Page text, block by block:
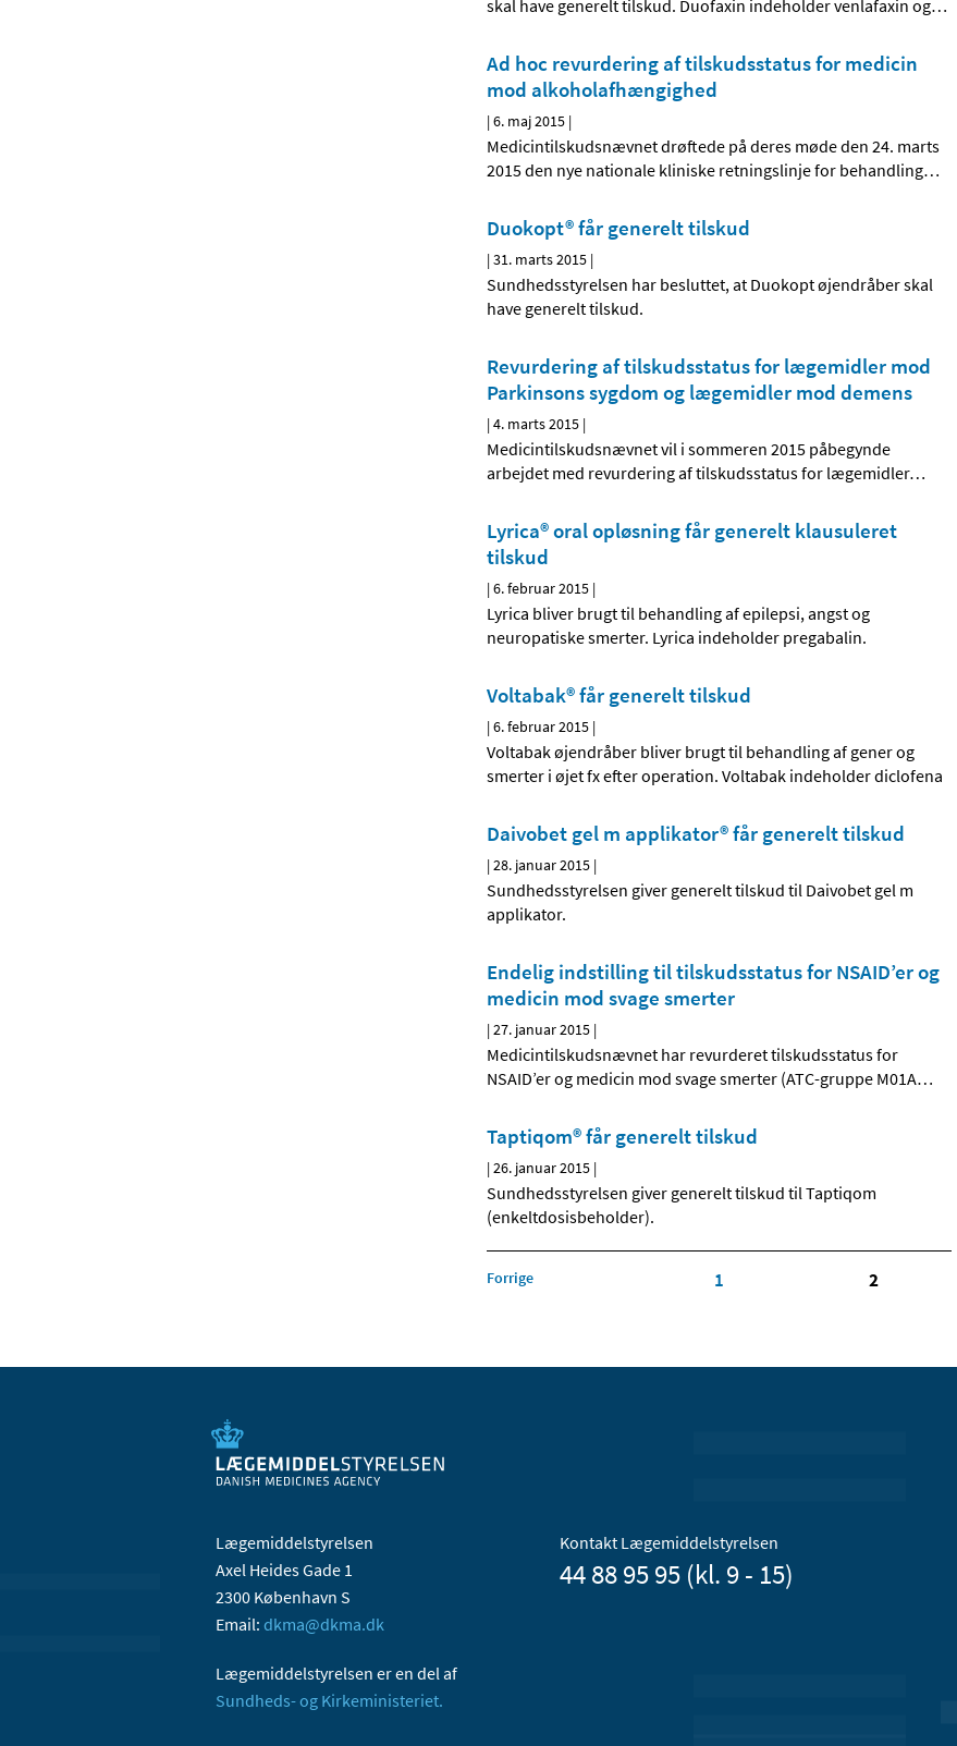
skal have generelt tilskud. Duofaxin indeholder venlafaxin og…
Ad hoc revurdering af tilskudsstatus for medicin
mod alkoholafhængighed
|6. maj 2015 |
Medicintilskudsnævnet drøftede på deres møde den 24. marts
2015 den nye nationale kliniske retningslinje for behandling…
Duokopt® får generelt tilskud
|31. marts 2015 |
Sundhedsstyrelsen har besluttet, at Duokopt øjendråber skal
have generelt tilskud.
Revurdering af tilskudsstatus for lægemidler mod
Parkinsons sygdom og lægemidler mod demens
|4. marts 2015 |
Medicintilskudsnævnet vil i sommeren 2015 påbegynde
arbejdet med revurdering af tilskudsstatus for lægemidler…
Lyrica® oral opløsning får generelt klausuleret
tilskud
|6. februar 2015 |
Lyrica bliver brugt til behandling af epilepsi, angst og
neuropatiske smerter. Lyrica indeholder pregabalin.
Voltabak® får generelt tilskud
|6. februar 2015 |
Voltabak øjendråber bliver brugt til behandling af gener og
smerter i øjet fx efter operation. Voltabak indeholder diclofena
Daivobet gel m applikator® får generelt tilskud
|28. januar 2015 |
Sundhedsstyrelsen giver generelt tilskud til Daivobet gel m
applikator.
Endelig indstilling til tilskudsstatus for NSAID’er og
medicin mod svage smerter
|27. januar 2015 |
Medicintilskudsnævnet har revurderet tilskudsstatus for
NSAID’er og medicin mod svage smerter (ATC-gruppe M01A…
Taptiqom® får generelt tilskud
|26. januar 2015 |
Sundhedsstyrelsen giver generelt tilskud til Taptiqom
(enkeltdosisbeholder).
Forrige 1 2
Lægemiddelstyrelsen
Axel Heides Gade 1
2300 København S
Email: dkma@dkma.dk
Lægemiddelstyrelsen er en del af
Sundheds- og Kirkeministeriet.
Kontakt Lægemiddelstyrelsen
44 88 95 95 (kl. 9 - 15)